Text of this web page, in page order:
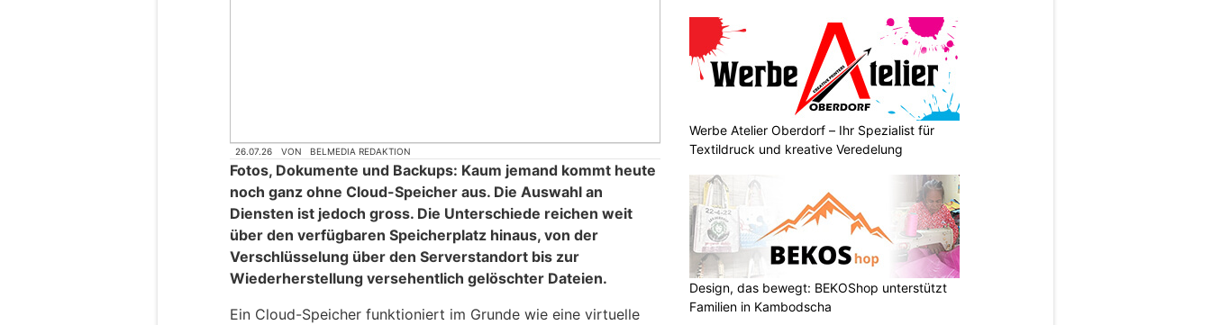
26.07.26 VON BELMEDIA REDAKTION
Fotos, Dokumente und Backups: Kaum jemand kommt heute
noch ganz ohne Cloud-Speicher aus. Die Auswahl an
Diensten ist jedoch gross. Die Unterschiede reichen weit
über den verfügbaren Speicherplatz hinaus, von der
Verschlüsselung über den Serverstandort bis zur
Wiederherstellung versehentlich gelöschter Dateien.
Ein Cloud-Speicher funktioniert im Grunde wie eine virtuelle
Werbe Atelier Oberdorf – Ihr Spezialist für
Textildruck und kreative Veredelung
Design, das bewegt: BEKOShop unterstützt
Familien in Kambodscha